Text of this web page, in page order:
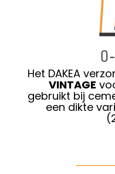
Het DAKEA
VINTAGE
gebruikt bij
een dikte